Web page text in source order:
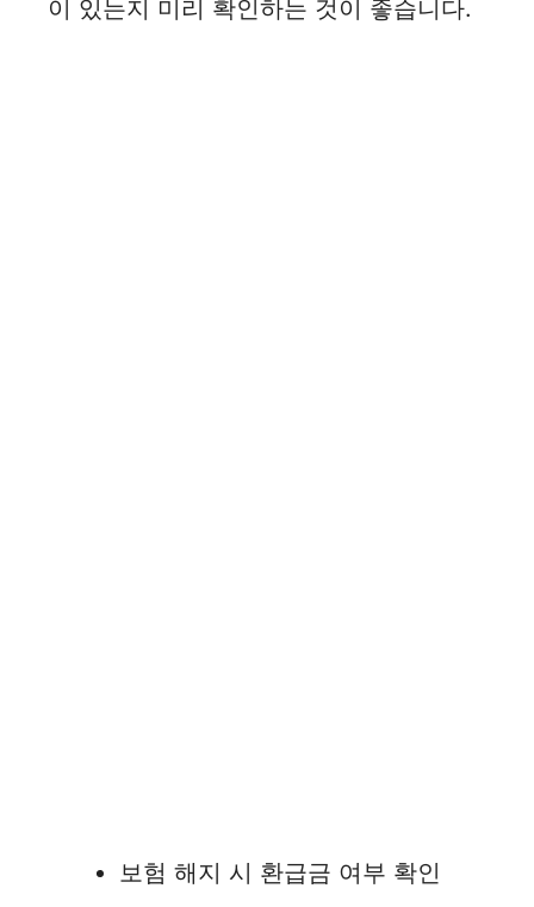
이 있는지 미리 확인하는 것이 좋습니다.
보험 해지 시 환급금 여부 확인